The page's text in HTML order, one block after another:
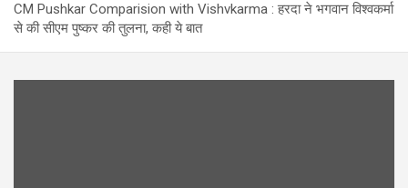
CM Pushkar Comparision with Vishvkarma : हरदा ने भगवान विश्वकर्मा
से की सीएम पुष्कर की तुलना, कही ये बात